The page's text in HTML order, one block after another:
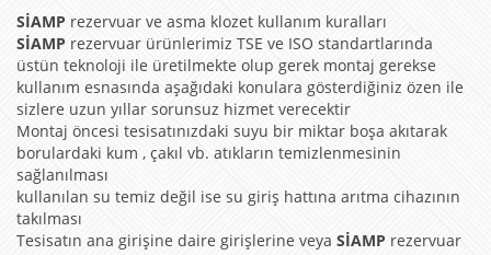
SİAMP rezervuar ve asma klozet kullanım kuralları
SİAMP rezervuar ürünlerimiz TSE ve ISO standartlarında
üstün teknoloji ile üretilmekte olup gerek montaj gerekse
kullanım esnasında aşağıdaki konulara gösterdiğiniz özen ile
sizlere uzun yıllar sorunsuz hizmet verecektir
Montaj öncesi tesisatınızdaki suyu bir miktar boşa akıtarak
borulardaki kum , çakıl vb. atıkların temizlenmesinin
sağlanılması
kullanılan su temiz değil ise su giriş hattına arıtma cihazının
takılması
Tesisatın ana girişine daire girişlerine veya SİAMP rezervuar